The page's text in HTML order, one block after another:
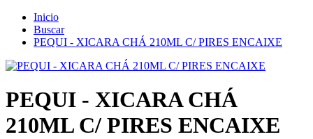
Inicio
Buscar
PEQUI - XICARA CHÁ 210ML C/ PIRES ENCAIXE
PEQUI - XICARA CHÁ
210ML C/ PIRES ENCAIXE